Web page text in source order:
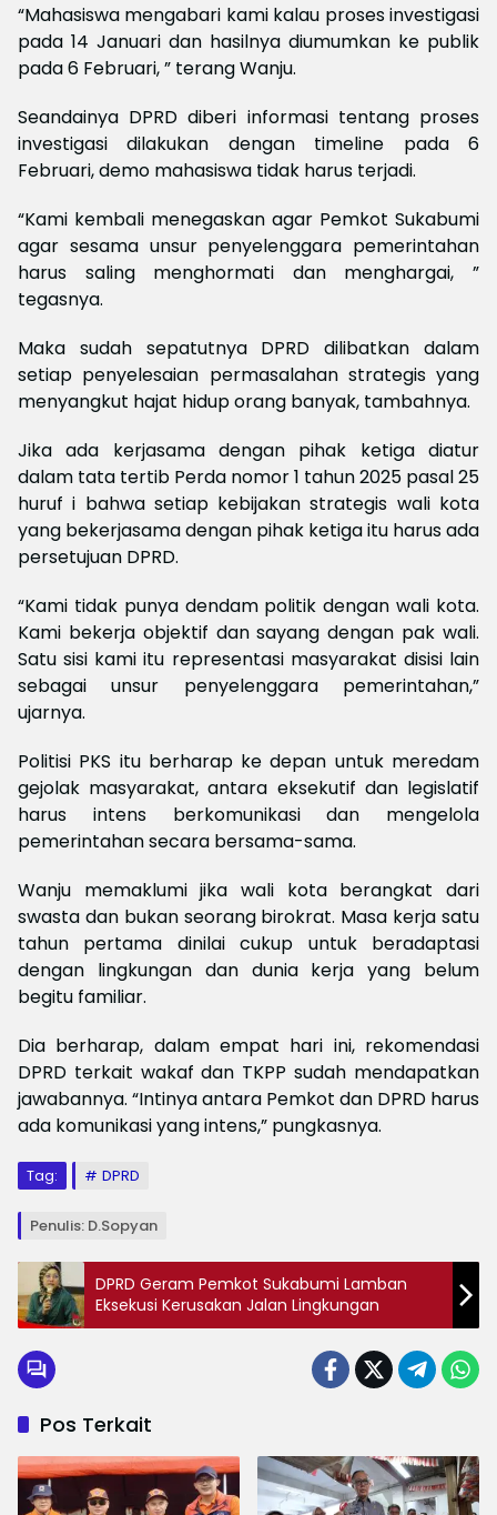
“Mahasiswa mengabari kami kalau proses investigasi
pada 14 Januari dan hasilnya diumumkan ke publik
pada 6 Februari, ” terang Wanju.
Seandainya DPRD diberi informasi tentang proses
investigasi dilakukan dengan timeline pada 6
Februari, demo mahasiswa tidak harus terjadi.
“Kami kembali menegaskan agar Pemkot Sukabumi
agar sesama unsur penyelenggara pemerintahan
harus saling menghormati dan menghargai, ”
tegasnya.
Maka sudah sepatutnya DPRD dilibatkan dalam
setiap penyelesaian permasalahan strategis yang
menyangkut hajat hidup orang banyak, tambahnya.
Jika ada kerjasama dengan pihak ketiga diatur
dalam tata tertib Perda nomor 1 tahun 2025 pasal 25
huruf i bahwa setiap kebijakan strategis wali kota
yang bekerjasama dengan pihak ketiga itu harus ada
persetujuan DPRD.
“Kami tidak punya dendam politik dengan wali kota.
Kami bekerja objektif dan sayang dengan pak wali.
Satu sisi kami itu representasi masyarakat disisi lain
sebagai unsur penyelenggara pemerintahan,”
ujarnya.
Politisi PKS itu berharap ke depan untuk meredam
gejolak masyarakat, antara eksekutif dan legislatif
harus intens berkomunikasi dan mengelola
pemerintahan secara bersama-sama.
Wanju memaklumi jika wali kota berangkat dari
swasta dan bukan seorang birokrat. Masa kerja satu
tahun pertama dinilai cukup untuk beradaptasi
dengan lingkungan dan dunia kerja yang belum
begitu familiar.
Dia berharap, dalam empat hari ini, rekomendasi
DPRD terkait wakaf dan TKPP sudah mendapatkan
jawabannya. “Intinya antara Pemkot dan DPRD harus
ada komunikasi yang intens,” pungkasnya.
Tag: DPRD
Penulis: D.Sopyan
DPRD Geram Pemkot Sukabumi Lamban
Eksekusi Kerusakan Jalan Lingkungan
Pos Terkait